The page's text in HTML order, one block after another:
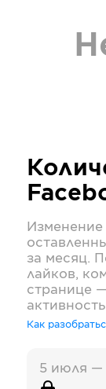
Изменение
за месяц.
лайков,
странице
Как
5 июля —